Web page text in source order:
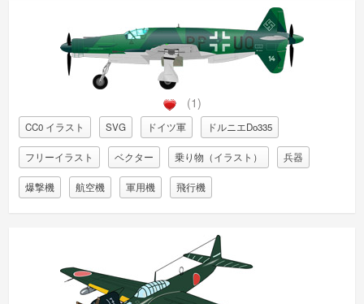
(1)
CC0 イラスト SVG ドイツ軍 ドルニエDo335
フリーイラスト ベクター 乗り物（イラスト） 兵器
爆撃機 航空機 軍用機 飛行機